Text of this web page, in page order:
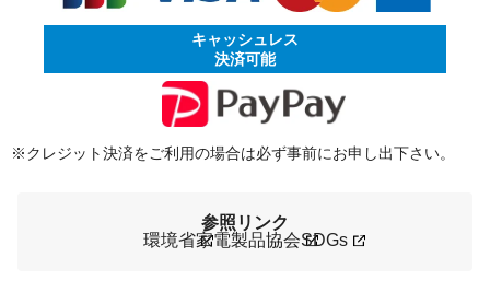
キャッシュレス
決済可能
※クレジット決済をご利用の場合は必ず事前にお申し出下さい。
参照リンク
環境省家電製品協会SDGs